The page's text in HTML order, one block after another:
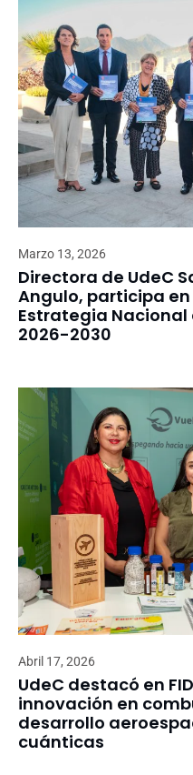
Marzo 13, 2026
Directora de UdeC
Angulo, participa
Estrategia Nacional
2026-2030
Abril 17, 2026
UdeC destacó en
innovación en
desarrollo
cuánticas